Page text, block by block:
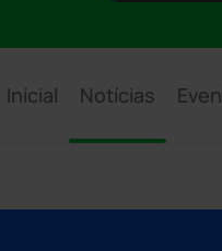
Inicial Notícias